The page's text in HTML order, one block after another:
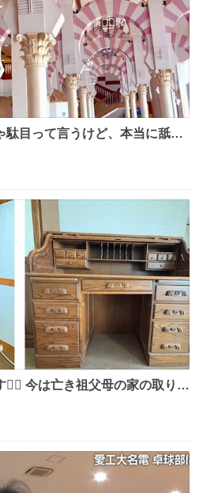
駄目って言うけど、本当に舐め
村ホテル🏛🏨 だってロビーから
ディズニーホテル泊まってる
なってる
り壊
して欲しくない食器棚と机の
初一
の家具達をとても大切にしてお